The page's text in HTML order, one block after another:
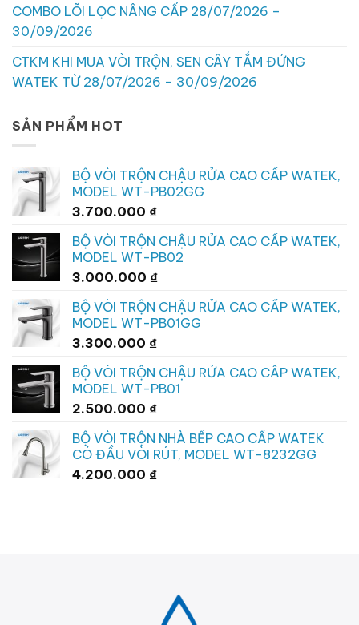
COMBO LÕI LỌC NÂNG CẤP 28/07/2026 –
30/09/2026
CTKM KHI MUA VÒI TRỘN, SEN CÂY TẮM ĐỨNG
WATEK TỪ 28/07/2026 – 30/09/2026
SẢN PHẨM HOT
BỘ VÒI TRỘN CHẬU RỬA CAO CẤP WATEK,
MODEL WT-PB02GG
3.700.000 ₫
BỘ VÒI TRỘN CHẬU RỬA CAO CẤP WATEK,
MODEL WT-PB02
3.000.000 ₫
BỘ VÒI TRỘN CHẬU RỬA CAO CẤP WATEK,
MODEL WT-PB01GG
3.300.000 ₫
BỘ VÒI TRỘN CHẬU RỬA CAO CẤP WATEK,
MODEL WT-PB01
2.500.000 ₫
BỘ VÒI TRỘN NHÀ BẾP CAO CẤP WATEK
CÓ ĐẦU VÒI RÚT, MODEL WT-8232GG
4.200.000 ₫